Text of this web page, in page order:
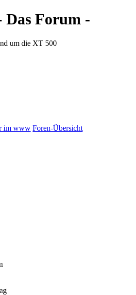
Das Forum -
um die XT 500
im www Foren-Übersicht